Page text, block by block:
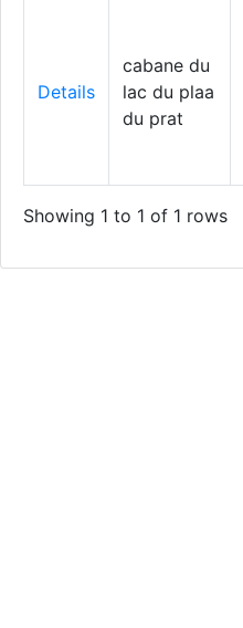
Details
cabane du
lac du plaa
du prat
Showing 1 to 1 of 1 rows